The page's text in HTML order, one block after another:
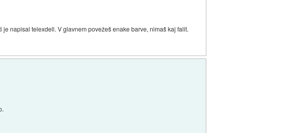
napisal telexdell. V glavnem povežeš enake barve, nimaš kaj falit.